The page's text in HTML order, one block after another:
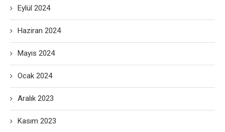
Eylül 2024
Haziran 2024
Mayıs 2024
Ocak 2024
Aralık 2023
Kasım 2023